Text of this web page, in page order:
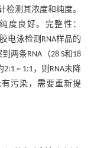
检测其浓度和纯度。
度良好。完整性：
电泳检测RNA样品的
两条RNA（28 S和18
~ 1:1，则RNA未降
污染，需要重新提